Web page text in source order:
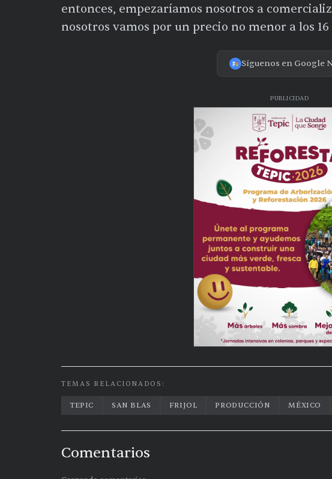
entonces, empezaríamos nosotros a
nosotros vamos por un precio no menor a los 16
Síguenos en Google
PUBLICIDAD
TEMAS RELACIONADOS:
TEPIC SAN BLAS FRIJOL PRODUCCIÓN MÉXICO
Comentarios